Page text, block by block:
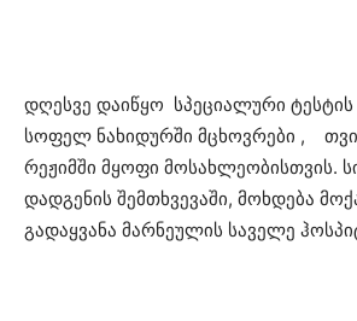
დღესვე დაიწყო სპეციალური ტესტის
სოფელ ნახიდურში მცხოვრები ,
რეჟიმში მყოფი მოსახლეობისთვის.
დადგენის შემთხვევაში, მოხდება
გადაყვანა მარნეულის საველე